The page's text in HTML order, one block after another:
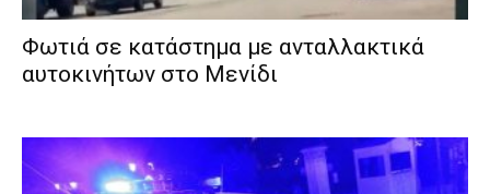
Φωτιά σε κατάστημα με ανταλλακτικά
αυτοκινήτων στο Μενίδι